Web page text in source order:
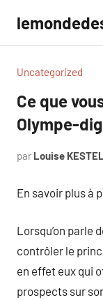
contenu
Uncategorized
Ce que
Olympe-
par Louise
En savoir plus à
Lorsqu’on parle
contrôler le
en effet eux qui
prospects sur